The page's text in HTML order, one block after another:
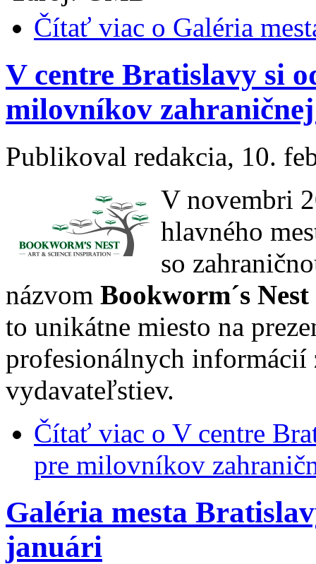
Čítať viac o Galéria
V centre Bratislavy si
milovníkov
Publikoval redakcia, 10.
V novembri
hlavného
so
názvom Bookworm´s
to unikátne miesto na
profesionálnych informácií
vydavateľstiev.
Čítať viac o V centre
pre milovníkov
Galéria mesta
januári